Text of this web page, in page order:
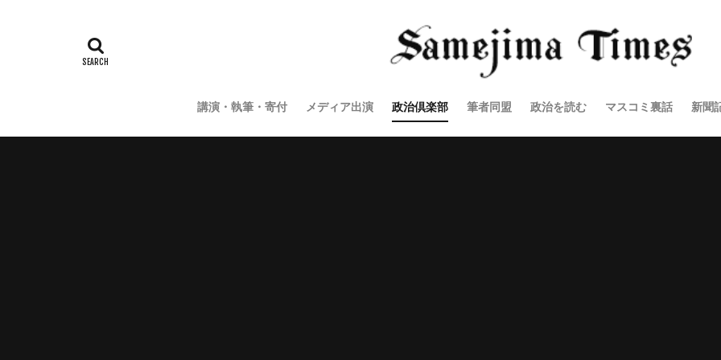
講演・執筆・寄付 メディア出演 政治倶楽部 筆者同盟 政治を読む マスコミ裏話 新聞